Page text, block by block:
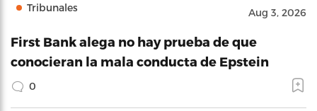
Tribunales Aug 3, 2026
First Bank alega no hay prueba de que
conocieran la mala conducta de Epstein
0